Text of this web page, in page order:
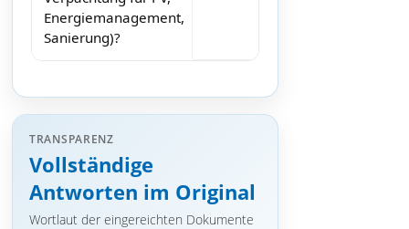
Energiemanagement,
Sanierung)?
TRANSPARENZ
Vollständige
Antworten im Original
Wortlaut der eingereichten Dokumente